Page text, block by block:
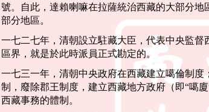
號。自此，達賴喇嘛在拉薩統治西藏的大部分
部分地區。
一七二七年，清朝設立駐藏大臣，代表中央監
區界，就是於此時派員正式勘定的。
一七三一年，清朝中央政府在西藏建立噶倫制
制，廢除郡王制度，建立西藏地方政府（即“噶
西藏事務的體制。